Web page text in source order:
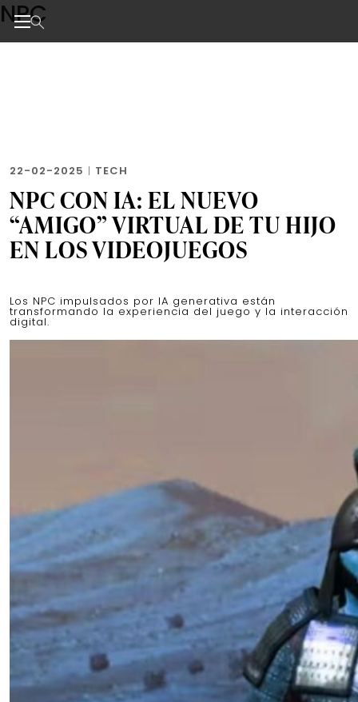
Skip
to
the
NPC
22-02-2025 | TECH
NPC CON IA: EL NUEVO
“AMIGO” VIRTUAL DE TU HIJO
EN LOS VIDEOJUEGOS
Los NPC impulsados por IA generativa están
transformando la experiencia del juego y la interacción
digital.